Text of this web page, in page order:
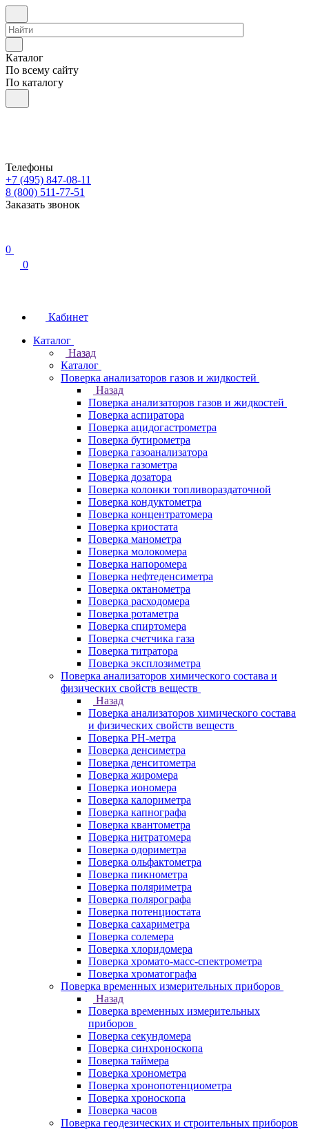
Каталог
По всему сайту
По каталогу
Телефоны
+7 (495) 847-08-11
8 (800) 511-77-51
Заказать звонок
0
0
Кабинет
Каталог
Назад
Каталог
Поверка анализаторов газов и жидкостей
Назад
Поверка анализаторов газов и жидкостей
Поверка аспиратора
Поверка ацидогастрометра
Поверка бутирометра
Поверка газоанализатора
Поверка газометра
Поверка дозатора
Поверка колонки топливораздаточной
Поверка кондуктометра
Поверка концентратомера
Поверка криостата
Поверка манометра
Поверка молокомера
Поверка напоромера
Поверка нефтеденсиметра
Поверка октанометра
Поверка расходомера
Поверка ротаметра
Поверка спиртомера
Поверка счетчика газа
Поверка титратора
Поверка эксплозиметра
Поверка анализаторов химического состава и
физических свойств веществ
Назад
Поверка анализаторов химического состава
и физических свойств веществ
Поверка PH-метра
Поверка денсиметра
Поверка денситометра
Поверка жиромера
Поверка иономера
Поверка калориметра
Поверка капнографа
Поверка квантометра
Поверка нитратомера
Поверка одориметра
Поверка ольфактометра
Поверка пикнометра
Поверка поляриметра
Поверка полярографа
Поверка потенциостата
Поверка сахариметра
Поверка солемера
Поверка хлоридомера
Поверка хромато-масс-спектрометра
Поверка хроматографа
Поверка временных измерительных приборов
Назад
Поверка временных измерительных
приборов
Поверка секундомера
Поверка синхроноскопа
Поверка таймера
Поверка хронометра
Поверка хронопотенциометра
Поверка хроноскопа
Поверка часов
Поверка геодезических и строительных приборов